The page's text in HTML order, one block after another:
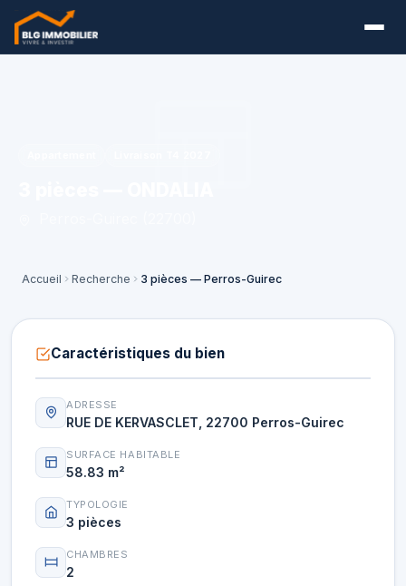
Accueil Recherche 3 pièces — Perros-Guirec
Caractéristiques du bien
ADRESSE
RUE DE KERVASCLET, 22700 Perros-Guirec
SURFACE HABITABLE
58.83 m²
TYPOLOGIE
3 pièces
CHAMBRES
2